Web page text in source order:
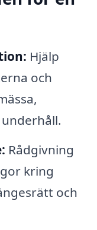
Hjälp
och
Rådgivning
kring
och